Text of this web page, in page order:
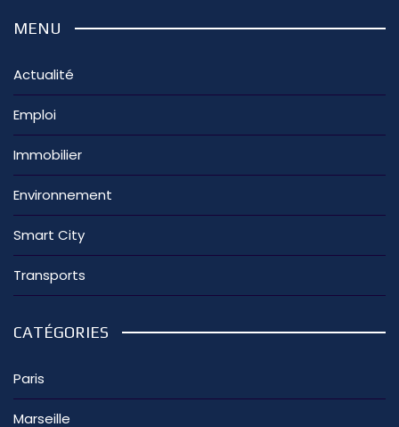
MENU
Actualité
Emploi
Immobilier
Environnement
Smart City
Transports
CATÉGORIES
Paris
Marseille